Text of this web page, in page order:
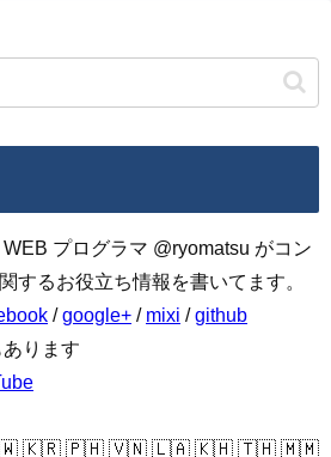
プログラマ @ryomatsu がコン
するお役立ち情報を書いてます。
/google+ / mixi /github
ります
🇰🇷 🇵🇭 🇻🇳 🇱🇦 🇰🇭 🇹🇭 🇲🇲